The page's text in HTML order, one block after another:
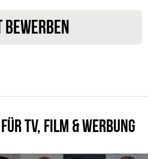
BEWERBEN
TV, FILM & WERBUNG